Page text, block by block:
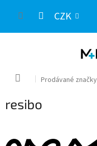
CZK
Domů Prodávané značky
resibo